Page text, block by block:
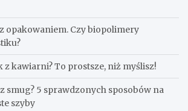
opakowaniem. Czy biopolimery
z kawiarni? To prostsze, niż myślisz!
smug? 5 sprawdzonych sposobów na
szyby